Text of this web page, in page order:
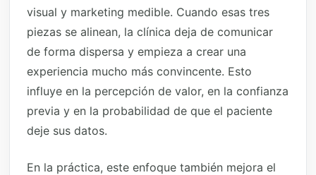
visual y marketing medible. Cuando esas tres
piezas se alinean, la clínica deja de comunicar
de forma dispersa y empieza a crear una
experiencia mucho más convincente. Esto
influye en la percepción de valor, en la confianza
previa y en la probabilidad de que el paciente
deje sus datos.
En la práctica, este enfoque también mejora el